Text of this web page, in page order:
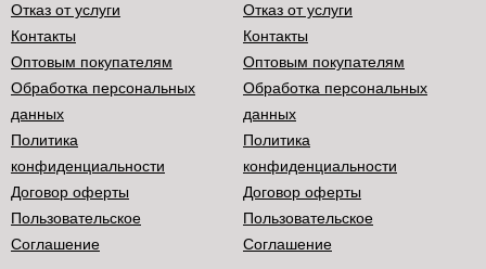
Отказ от услуги
Контакты
Оптовым покупателям
Обработка персональных
данных
Политика
конфиденциальности
Договор оферты
Пользовательское
Соглашение
Отказ от услуги
Контакты
Оптовым покупателям
Обработка персональных
данных
Политика
конфиденциальности
Договор оферты
Пользовательское
Соглашение